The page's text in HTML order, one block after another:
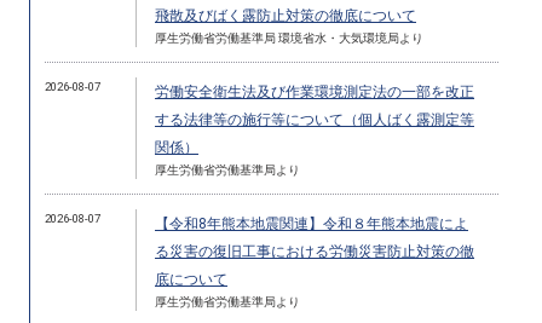
飛散及びばく露防止対策の徹底について
厚生労働省労働基準局 環境省水・大気環境局より
2026-08-07
労働安全衛生法及び作業環境測定法の一部を改正
する法律等の施行等について（個人ばく露測定等
関係）
厚生労働省労働基準局より
2026-08-07
【令和8年熊本地震関連】令和８年熊本地震によ
る災害の復旧工事における労働災害防止対策の徹
底について
厚生労働省労働基準局より